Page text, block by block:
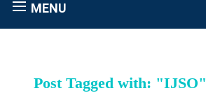
MENU
Post Tagged with: "IJSO"